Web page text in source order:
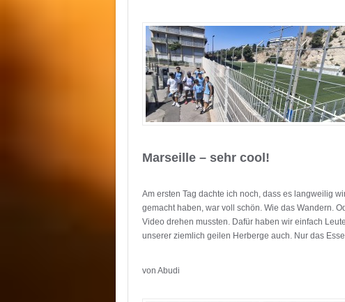
Marseille – sehr cool!
Am ersten Tag dachte ich noch, dass es langweilig
gemacht haben, war voll schön. Wie das Wandern.
Video drehen mussten. Dafür haben wir einfach
unserer ziemlich geilen Herberge auch. Nur das
von Abudi